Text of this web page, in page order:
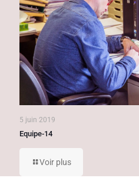
5 juin 2019
Equipe-14
Voir plus